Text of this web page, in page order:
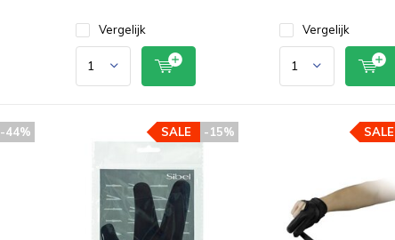
Vergelijk Vergelijk
-44% -15%
SALE SALE